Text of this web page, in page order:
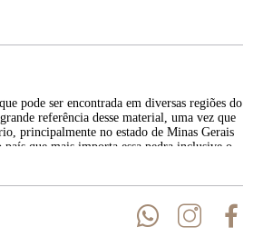
pode ser encontrada em diversas regiões do
referência desse material, uma vez que
principalmente no estado de Minas Gerais
que mais importa essa pedra inclusive o
achado, atualmente, somente em terras